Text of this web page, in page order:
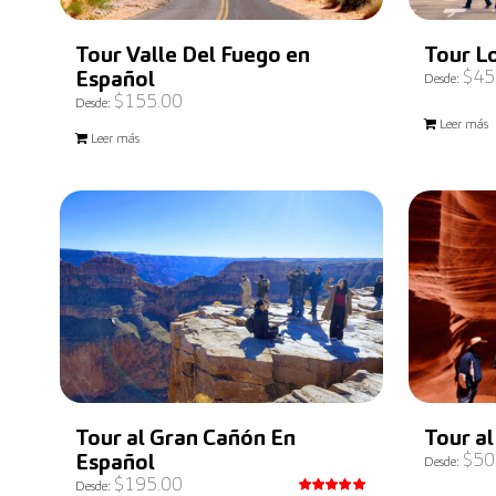
Tour Valle Del Fuego en
Español
Desde: $155.00
Leer más
Tour
Desde: $
Leer más
Tour al Gran Cañón En
Español
Desde: $195.00
Tour
Desde: $